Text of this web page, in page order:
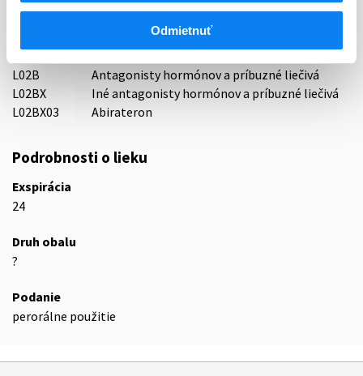
Odmietnuť
Cytostatiká a imunomodulátory
L02B
Antagonisty hormónov a príbuzné liečivá
L02BX
Iné antagonisty hormónov a príbuzné liečivá
L02BX03
Abirateron
Podrobnosti o lieku
Exspirácia
24
Druh obalu
?
Podanie
perorálne použitie